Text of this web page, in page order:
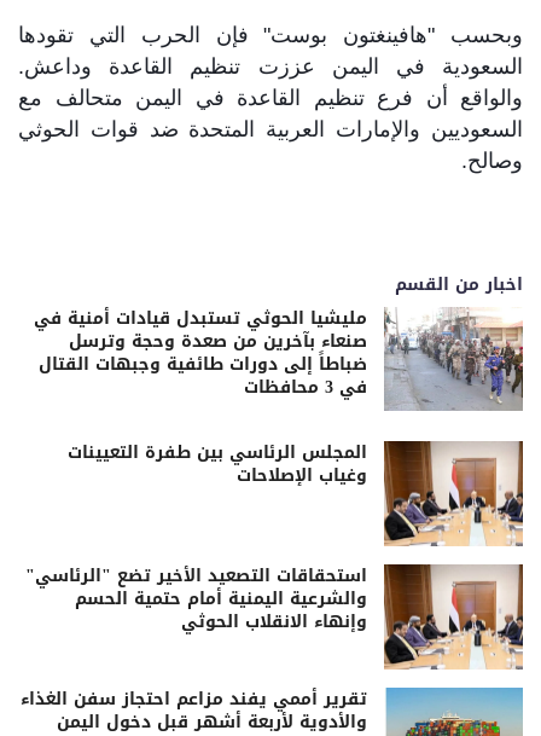
وبحسب "هافينغتون بوست" فإن الحرب التي تقودها
السعودية في اليمن عززت تنظيم القاعدة وداعش.
والواقع أن فرع تنظيم القاعدة في اليمن متحالف مع
السعوديين والإمارات العربية المتحدة ضد قوات الحوثي
وصالح.
اخبار من القسم
مليشيا الحوثي تستبدل قيادات أمنية في
صنعاء بآخرين من صعدة وحجة وترسل
ضباطاً إلى دورات طائفية وجبهات القتال
في 3 محافظات
المجلس الرئاسي بين طفرة التعيينات
وغياب الإصلاحات
استحقاقات التصعيد الأخير تضع "الرئاسي"
والشرعية اليمنية أمام حتمية الحسم
وإنهاء الانقلاب الحوثي
تقرير أممي يفند مزاعم احتجاز سفن الغذاء
والأدوية لأربعة أشهر قبل دخول اليمن